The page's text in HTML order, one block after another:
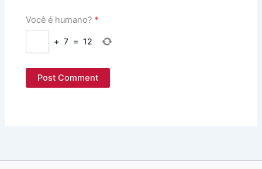
Você é humano? *
+ 7 = 12